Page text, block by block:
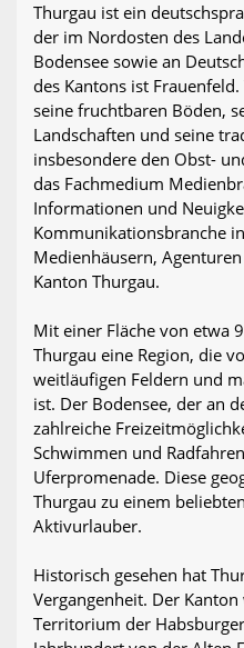
Thurgau ist ein
der im Nordosten des
Bodensee sowie an
des Kantons ist
seine fruchtbaren Böden,
Landschaften und seine
insbesondere den Obst-
das Fachmedium
Informationen und
Kommunikationsbranche
Medienhäusern,
Kanton Thurgau.
Mit einer Fläche von etwa
Thurgau eine Region, die
weitläufigen Feldern und
ist. Der Bodensee, der an
zahlreiche
Schwimmen und
Uferpromenade. Diese
Thurgau zu einem
Aktivurlauber.
Historisch gesehen hat
Vergangenheit. Der
Territorium der